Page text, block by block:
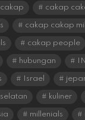
cakap
cakap cakap
cakap people
hubungan
Israel
kuliner
millenials